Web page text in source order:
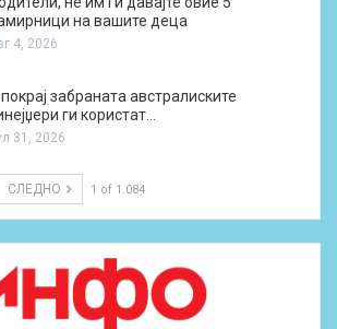
на вашите деца
4, 2026
забраната австралиските
ги користат…
31, 2026
СЛЕДНО 1 of 1.084